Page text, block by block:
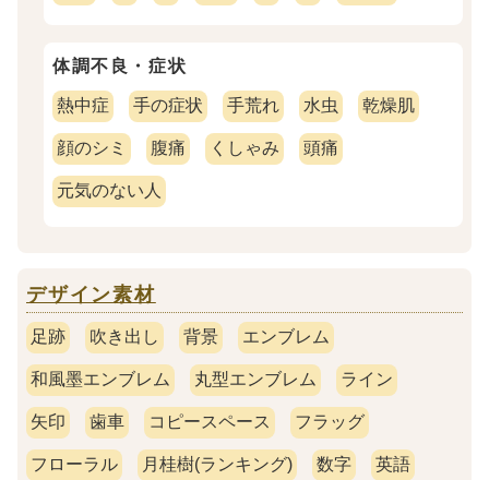
体調不良・症状
熱中症 手の症状 手荒れ 水虫 乾燥肌
顔のシミ 腹痛 くしゃみ 頭痛
元気のない人
デザイン素材
足跡 吹き出し 背景 エンブレム
和風墨エンブレム 丸型エンブレム ライン
矢印 歯車 コピースペース フラッグ
フローラル 月桂樹(ランキング) 数字 英語